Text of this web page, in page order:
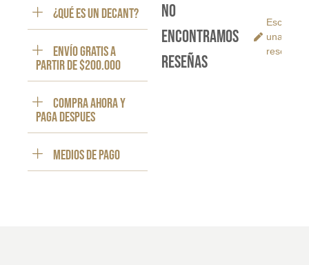
¿Qué es un decant?
ENVÍO GRATIS a
partir de $200.000
Compra ahora y
paga despues
Medios de pago
No
encontramos
reseñas
Escribe
una
reseña